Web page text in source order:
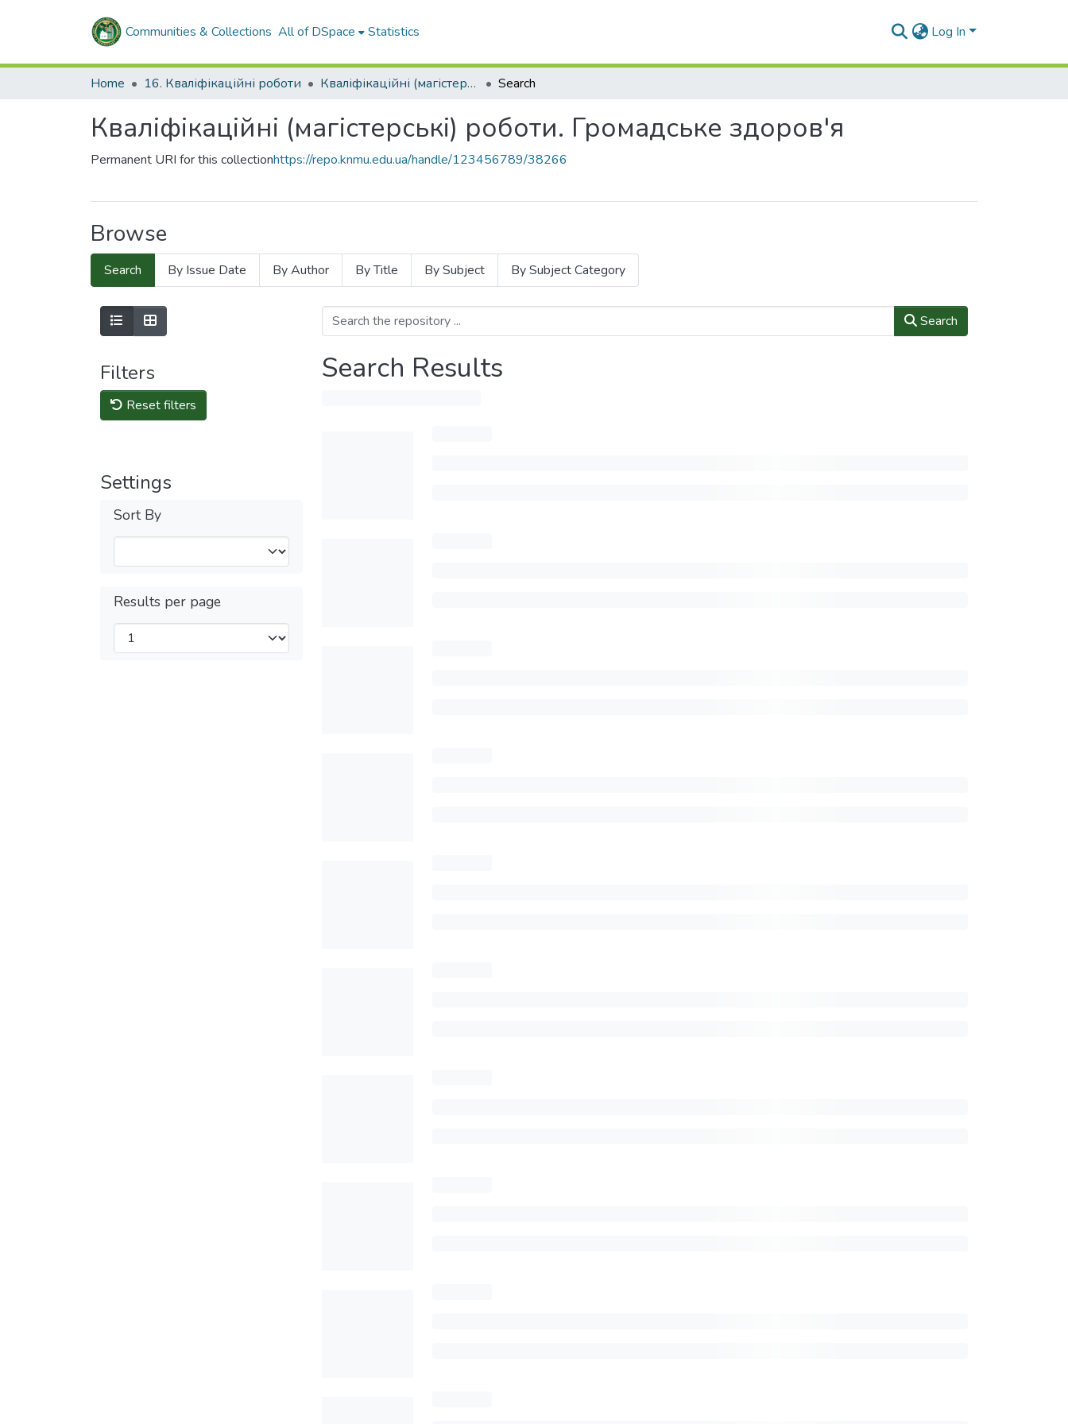
Communities & Collections All of DSpace Statistics Log In
Home 16. Кваліфікаційні роботи Кваліфікаційні (магістерські) роботи. Громадське здоров'я Search
Кваліфікаційні (магістерські) роботи. Громадське здоров'я
Permanent URI for this collectionhttps://repo.knmu.edu.ua/handle/123456789/38266
Browse
Search By Issue Date By Author By Title By Subject By Subject Category
Filters
Reset filters
Settings
Sort By
Results per page
Search
Search Results